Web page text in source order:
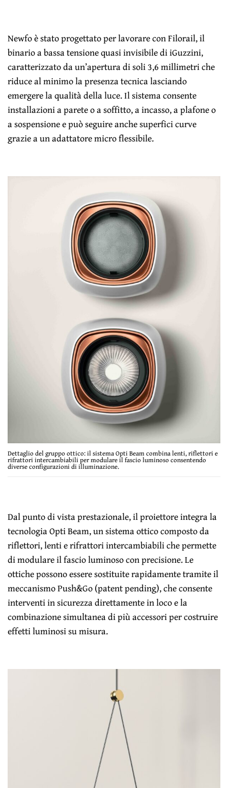
Newfo è stato progettato per lavorare con Filorail, il
binario a bassa tensione quasi invisibile di iGuzzini,
caratterizzato da un’apertura di soli 3,6 millimetri che
riduce al minimo la presenza tecnica lasciando
emergere la qualità della luce. Il sistema consente
installazioni a parete o a soffitto, a incasso, a plafone o
a sospensione e può seguire anche superfici curve
grazie a un adattatore micro flessibile.
Dettaglio del gruppo ottico: il sistema Opti Beam combina lenti, riflettori e
rifrattori intercambiabili per modulare il fascio luminoso consentendo
diverse configurazioni di illuminazione.
Dal punto di vista prestazionale, il proiettore integra la
tecnologia Opti Beam, un sistema ottico composto da
riflettori, lenti e rifrattori intercambiabili che permette
di modulare il fascio luminoso con precisione. Le
ottiche possono essere sostituite rapidamente tramite il
meccanismo Push&Go (patent pending), che consente
interventi in sicurezza direttamente in loco e la
combinazione simultanea di più accessori per costruire
effetti luminosi su misura.